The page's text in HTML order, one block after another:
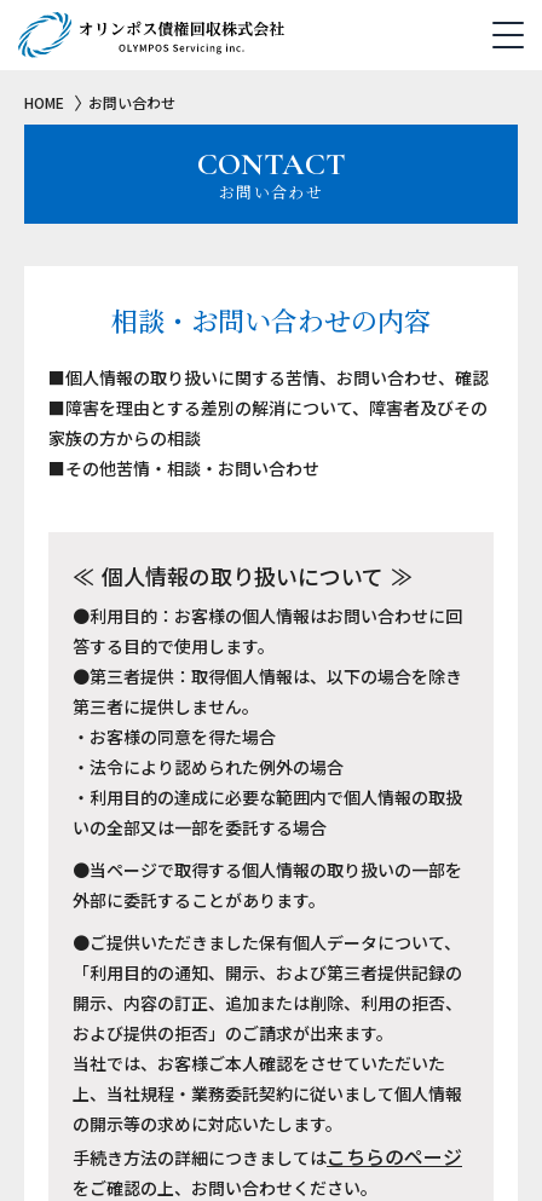
HOME お問い合わせ
CONTACT
お問い合わせ
相談・お問い合わせの内容
■個人情報の取り扱いに関する苦情、お問い合わせ、確認
■障害を理由とする差別の解消について、障害者及びその
家族の方からの相談
■その他苦情・相談・お問い合わせ
個人情報の取り扱いについて
●利用目的：お客様の個人情報はお問い合わせに回
答する目的で使用します。
●第三者提供：取得個人情報は、以下の場合を除き
第三者に提供しません。
・お客様の同意を得た場合
・法令により認められた例外の場合
・利用目的の達成に必要な範囲内で個人情報の取扱
いの全部又は一部を委託する場合
●当ページで取得する個人情報の取り扱いの一部を
外部に委託することがあります。
●ご提供いただきました保有個人データについて、
「利用目的の通知、開示、および第三者提供記録の
開示、内容の訂正、追加または削除、利用の拒否、
および提供の拒否」のご請求が出来ます。
当社では、お客様ご本人確認をさせていただいた
上、当社規程・業務委託契約に従いまして個人情報
の開示等の求めに対応いたします。
手続き方法の詳細につきましてはこちらのページ
をご確認の上、お問い合わせください。